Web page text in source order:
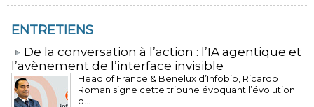
ENTRETIENS
​De la conversation à l’action : l’IA agentique et
l’avènement de l’interface invisible
Head of France & Benelux d’Infobip, Ricardo
Roman signe cette tribune évoquant l’évolution
d...